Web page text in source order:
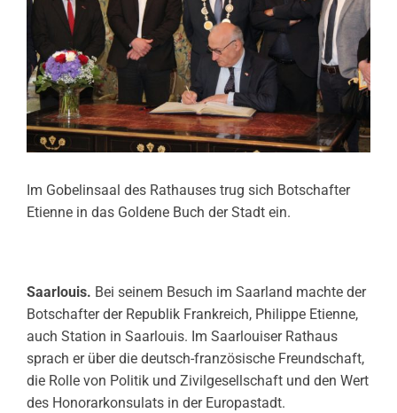
Im Gobelinsaal des Rathauses trug sich Botschafter
Etienne in das Goldene Buch der Stadt ein.
Saarlouis. Bei seinem Besuch im Saarland machte der
Botschafter der Republik Frankreich, Philippe Etienne,
auch Station in Saarlouis. Im Saarlouiser Rathaus
sprach er über die deutsch-französische Freundschaft,
die Rolle von Politik und Zivilgesellschaft und den Wert
des Honorarkonsulats in der Europastadt.